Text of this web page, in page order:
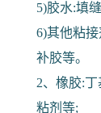
5)胶水:填
6)其他粘
补胶等。
2、橡胶:
粘剂等;